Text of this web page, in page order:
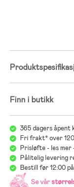
Finn i butikk
365 dagers åpent
Fri frakt* over
Prisløfte - les mer
Pålitelig levering
Bestill før 12:00
Se vår